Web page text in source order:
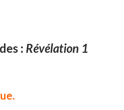
: Révélation 1